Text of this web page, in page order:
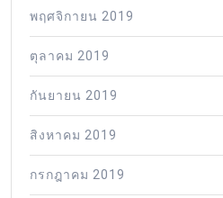
พฤศจิกายน 2019
ตุลาคม 2019
กันยายน 2019
สิงหาคม 2019
กรกฎาคม 2019